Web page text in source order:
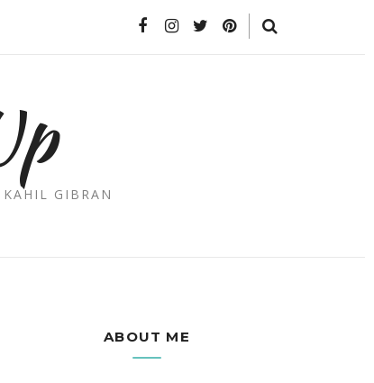
GIBRAN
ABOUT ME